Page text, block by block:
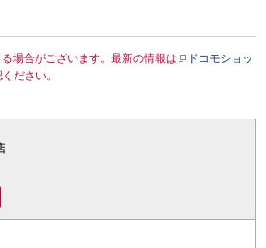
場合がございます。最新の情報は
ドコモショッ
ださい。